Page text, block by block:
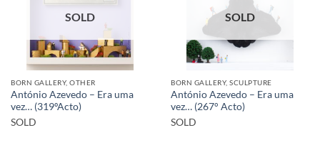
SOLD
BORN GALLERY, OTHER
António Azevedo – Era uma
vez… (319ºActo)
SOLD
SOLD
BORN GALLERY, SCULPTURE
António Azevedo – Era uma
vez… (267° Acto)
SOLD